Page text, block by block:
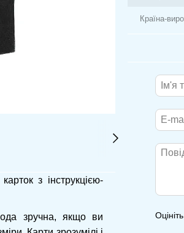
з інструкцією-
зручна, якщо ви
Країна-